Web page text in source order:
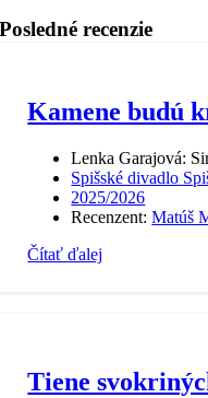
Posledné recenzie
Kamene budú
Lenka Garajová:
Spišské divadlo
2025/2026
Recenzent:Matúš
Čítať ďalej
Tiene